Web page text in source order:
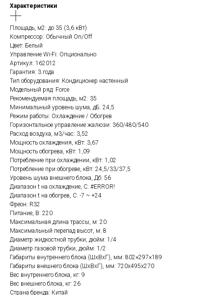
Характеристики
Площадь, м2: до 35 (3,6 кВт)
Компрессор: Обычный On/Off
Цвет: Белый
Управление Wi-Fi: Опционально
Артикул: 162012
Гарантия: 3 года
Тип оборудования: Кондиционер настенный
Модельный ряд: Force
Рекомендуемая площадь, м2: 35
Минимальный уровень шума, дБ: 24,5
Режим работы: Охлаждение / Обогрев
Горизонтальное управление жалюзи: 360/480/540
Расход воздуха, м3/час: 3,52
Мощность охлаждения, кВт: 3,67
Мощность обогрева, кВт: 1,09
Потребление при охлаждении, кВт: 1,02
Потребление при обогреве, кВт: 24,5/33/37,5
Уровень шума внешнего блока, Дб: 56
Диапазон t на охлаждение, C: #ERROR!
Диапазон t на обогрев, C: -7 ~ +24
Фреон: R32
Питание, В: 220
Максимальная длина трассы, м: 20
Максимальный перепад высот, м: 8
Диаметр жидкостной трубки, дюйм: 1/4
Диаметр газовой трубки, дюйм: 1/2
Габариты внутреннего блока (ШхВхГ), мм: 802×297×189
Габариты внешнего блока (ШхВхГ), мм: 720х495x270
Вес внутреннего блока, кг: 9
Вес внешнего блока, кг: 26
Страна бренда: Китай